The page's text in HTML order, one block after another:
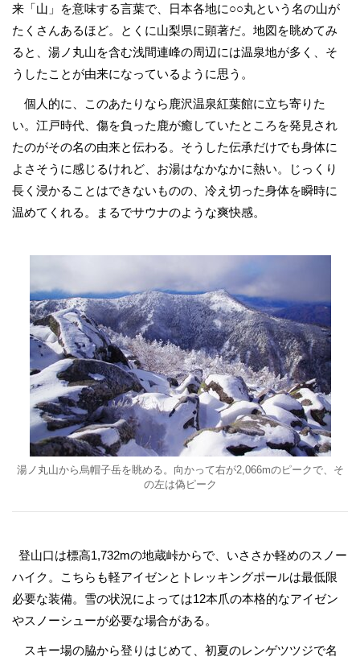
来「山」を意味する言葉で、日本各地に○○丸という名の山が
たくさんあるほど。とくに山梨県に顕著だ。地図を眺めてみ
ると、湯ノ丸山を含む浅間連峰の周辺には温泉地が多く、そ
うしたことが由来になっているように思う。
個人的に、このあたりなら鹿沢温泉紅葉館に立ち寄りた
い。江戸時代、傷を負った鹿が癒していたところを発見され
たのがその名の由来と伝わる。そうした伝承だけでも身体に
よさそうに感じるけれど、お湯はなかなかに熱い。じっくり
長く浸かることはできないものの、冷え切った身体を瞬時に
温めてくれる。まるでサウナのような爽快感。
湯ノ丸山から烏帽子岳を眺める。向かって右が2,066mのピークで、そ
の左は偽ピーク
登山口は標高1,732mの地蔵峠からで、いささか軽めのスノー
ハイク。こちらも軽アイゼンとトレッキングポールは最低限
必要な装備。雪の状況によっては12本爪の本格的なアイゼン
やスノーシューが必要な場合がある。
スキー場の脇から登りはじめて、初夏のレンゲツツジで名